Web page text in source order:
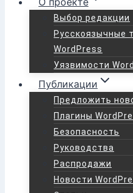
Выбор редакции
Русскоязычные
WordPress
Уязвимости
Публикации
Предложить
Плагины
Безопасность
Руководства
Распродажи
Новости